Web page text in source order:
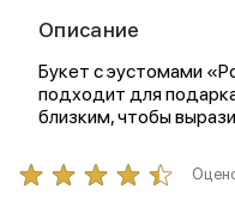
Описание
Букет с эустомами
подходит для
близким, чтобы